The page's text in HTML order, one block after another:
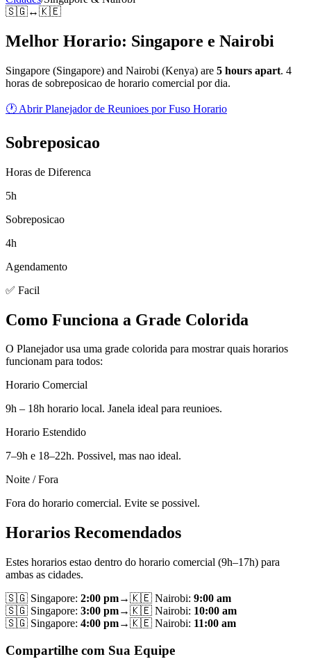
🇸🇬↔🇰🇪
Melhor Horario: Singapore e Nairobi
Singapore (Singapore) and Nairobi (Kenya) are 5 hours apart. 4
horas de sobreposicao de horario comercial por dia.
🕐 Abrir Planejador de Reunioes por Fuso Horario
Sobreposicao
Horas de Diferenca
5h
Sobreposicao
4h
Agendamento
✅ Facil
Como Funciona a Grade Colorida
O Planejador usa uma grade colorida para mostrar quais horarios
funcionam para todos:
Horario Comercial
9h – 18h horario local. Janela ideal para reunioes.
Horario Estendido
7–9h e 18–22h. Possivel, mas nao ideal.
Noite / Fora
Fora do horario comercial. Evite se possivel.
Horarios Recomendados
Estes horarios estao dentro do horario comercial (9h–17h) para
ambas as cidades.
🇸🇬 Singapore: 2:00 pm→🇰🇪 Nairobi: 9:00 am
🇸🇬 Singapore: 3:00 pm→🇰🇪 Nairobi: 10:00 am
🇸🇬 Singapore: 4:00 pm→🇰🇪 Nairobi: 11:00 am
Compartilhe com Sua Equipe